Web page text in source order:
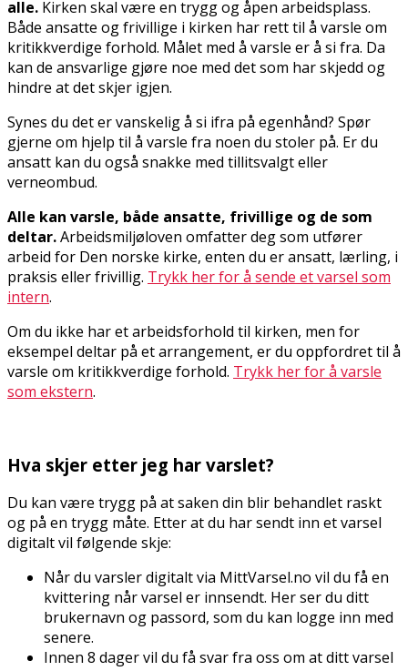
alle. Kirken skal være en trygg og åpen arbeidsplass.
Både ansatte og frivillige i kirken har rett til å varsle om
kritikkverdige forhold. Målet med å varsle er å si fra. Da
kan de ansvarlige gjøre noe med det som har skjedd og
hindre at det skjer igjen.
Synes du det er vanskelig å si ifra på egenhånd? Spør
gjerne om hjelp til å varsle fra noen du stoler på. Er du
ansatt kan du også snakke med tillitsvalgt eller
verneombud.
Alle kan varsle, både ansatte, frivillige og de som
deltar.Arbeidsmiljøloven omfatter deg som utfører
arbeid for Den norske kirke, enten du er ansatt, lærling, i
praksis eller frivillig. Trykk her for å sende et varsel som
intern.
Om du ikke har et arbeidsforhold til kirken, men for
eksempel deltar på et arrangement, er du oppfordret til å
varsle om kritikkverdige forhold. Trykk her for å varsle
som ekstern.
Hva skjer etter jeg har varslet?
Du kan være trygg på at saken din blir behandlet raskt
og på en trygg måte. Etter at du har sendt inn et varsel
digitalt vil følgende skje:
Når du varsler digitalt via MittVarsel.no vil du få en
kvittering når varsel er innsendt. Her ser du ditt
brukernavn og passord, som du kan logge inn med
senere.
Innen 8 dager vil du få svar fra oss om at ditt varsel